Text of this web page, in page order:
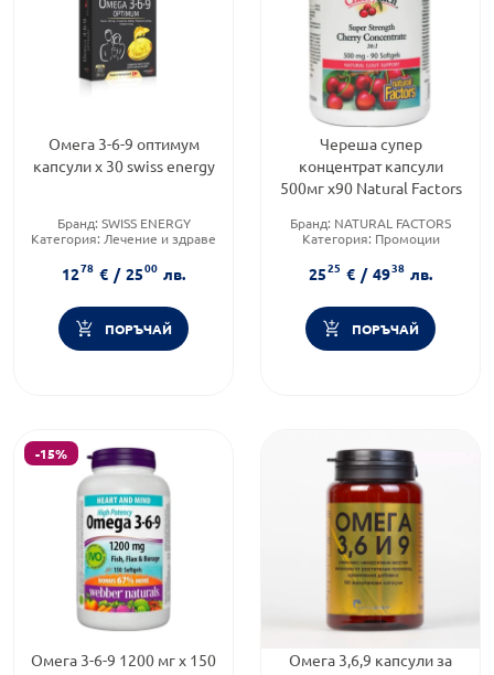
Омега 3-6-9 оптимум
капсули х 30 swiss energy
Бранд: SWISS ENERGY
Категория: Лечение и здраве
1278 € / 2500 лв.
ПОРЪЧАЙ
Череша супер
концентрат капсули
500мг х90 Natural Factors
Бранд: NATURAL FACTORS
Категория: Промоции
2525 € / 4938 лв.
ПОРЪЧАЙ
-15%
Омега 3-6-9 1200 мг х 150
Омега 3,6,9 капсули за